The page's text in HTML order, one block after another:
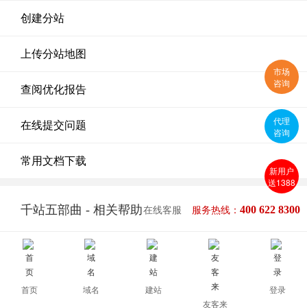
创建分站
上传分站地图
查阅优化报告
在线提交问题
常用文档下载
千站五部曲 - 相关帮助在线客服 服务热线： 400 622 8300
首页 域名
建站
友客来
登录
市场
咨询
代理
咨询
新用户
送1388